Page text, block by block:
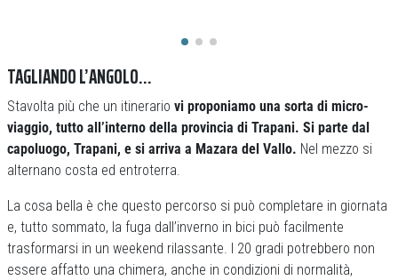
TAGLIANDO L’ANGOLO…
Stavolta più che un itinerario vi proponiamo una sorta di micro-
viaggio, tutto all’interno della provincia di Trapani. Si parte dal
capoluogo, Trapani, e si arriva a Mazara del Vallo. Nel mezzo si
alternano costa ed entroterra.
La cosa bella è che questo percorso si può completare in giornata
e, tutto sommato, la fuga dall’inverno in bici può facilmente
trasformarsi in un weekend rilassante. I 20 gradi potrebbero non
essere affatto una chimera, anche in condizioni di normalità,